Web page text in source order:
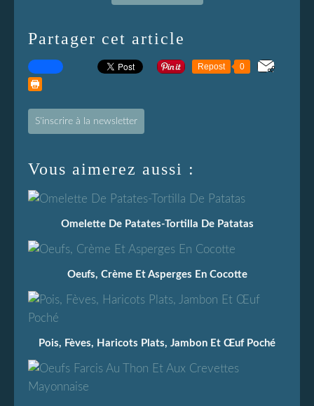
Partager cet article
Repost 0
S'inscrire à la newsletter
Vous aimerez aussi :
Omelette De Patates-Tortilla De Patatas
Oeufs, Crème Et Asperges En Cocotte
Pois, Fèves, Haricots Plats, Jambon Et Œuf Poché